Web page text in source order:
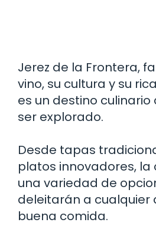
Jerez de la Frontera,
vino, su cultura y su
es un destino
ser explorado.
Desde tapas
platos innovadores, la
una variedad de
deleitarán a cualquier
buena comida.